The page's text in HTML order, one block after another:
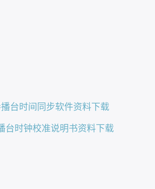
台时间同步软件资料下载
台时钟校准说明书资料下载